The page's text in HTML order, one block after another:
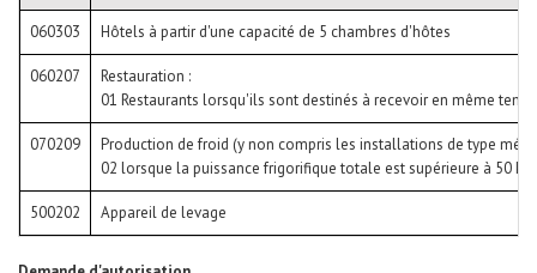
060303 Hôtels à partir d'une capacité de 5 chambres d'hôtes
060207
Restauration :
01 Restaurants lorsqu'ils sont destinés à recevoir en même
070209
Production de froid (y non compris les installations de type
02 lorsque la puissance frigorifique totale est supérieure à 50
500202 Appareil de levage